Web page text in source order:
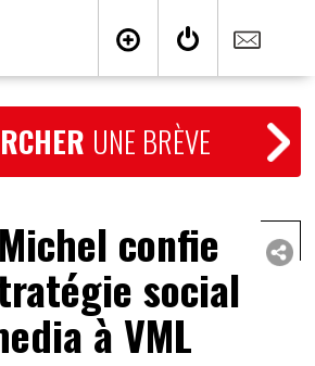
UNE BRÈVE
confie
social
à VML